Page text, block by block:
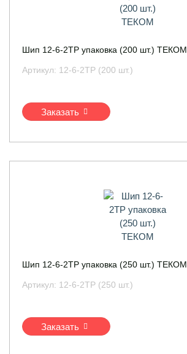
Шип 12-6-2ТР упаковка (200 шт.) ТЕКОМ
Артикул: 12-6-2ТР (200 шт.)
Заказать
Шип 12-6-2ТР упаковка (250 шт.) ТЕКОМ
Артикул: 12-6-2ТР (250 шт.)
Заказать